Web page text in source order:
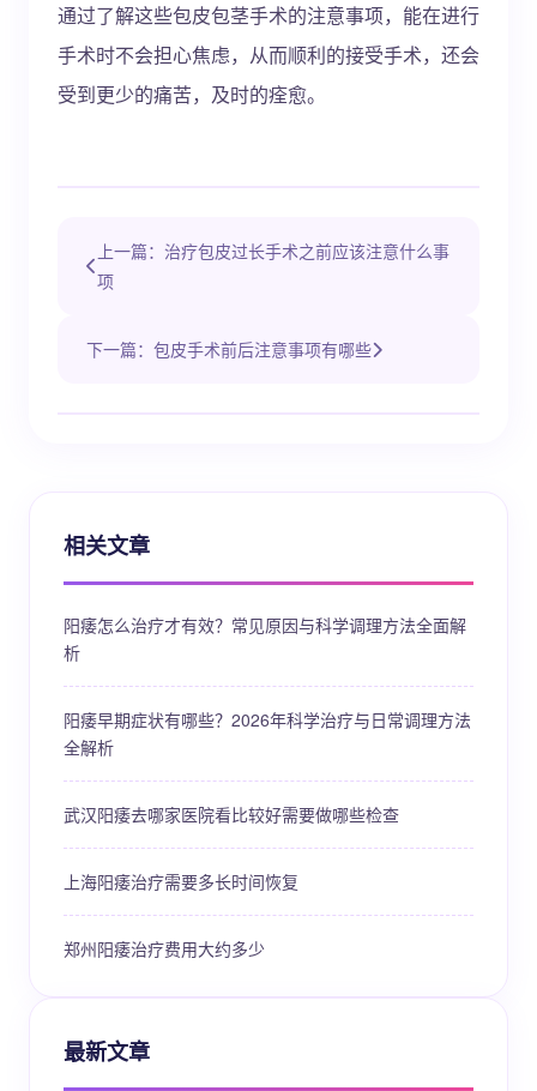
通过了解这些包皮包茎手术的注意事项，能在进行
手术时不会担心焦虑，从而顺利的接受手术，还会
受到更少的痛苦，及时的痊愈。
上一篇：治疗包皮过长手术之前应该注意什么事
项
下一篇：包皮手术前后注意事项有哪些
相关文章
阳痿怎么治疗才有效？常见原因与科学调理方法全面解
析
阳痿早期症状有哪些？2026年科学治疗与日常调理方法
全解析
武汉阳痿去哪家医院看比较好需要做哪些检查
上海阳痿治疗需要多长时间恢复
郑州阳痿治疗费用大约多少
最新文章